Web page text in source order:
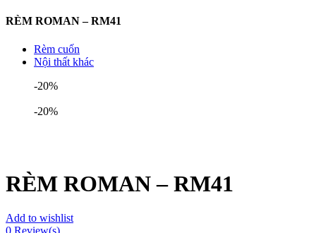
RÈM ROMAN – RM41
Rèm cuốn
Nội thất khác
-20%
-20%
RÈM ROMAN – RM41
Add to wishlist